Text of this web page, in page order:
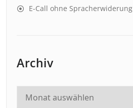
E-Call ohne Spracherwiderung
Archiv